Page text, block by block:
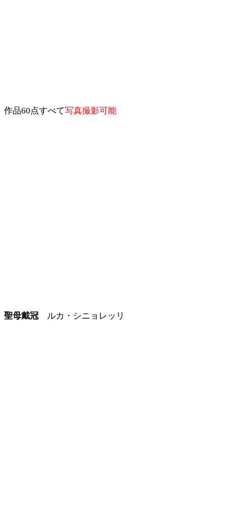
作品60点すべて写真撮影可能
聖母戴冠 ルカ・シニョレッリ